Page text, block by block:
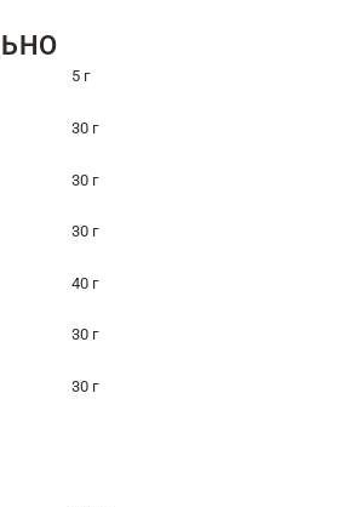
5 г
30 г
30 г
30 г
40 г
30 г
30 г